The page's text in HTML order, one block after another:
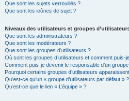
Que sont les sujets verrouillés ?
Que sont les icônes de sujet ?
Niveaux des utilisateurs et groupes
Que sont les administrateurs ?
Que sont les modérateurs ?
Que sont les groupes d’utilisateurs ?
Où sont les groupes d’utilisateurs et comment puis-
Comment puis-je devenir le responsable d’un groupe
Pourquoi certains groupes d’utilisateurs
Qu’est-ce qu’un « groupe d’utilisateurs par défaut » ?
Qu’est-ce que le lien « L’équipe » ?